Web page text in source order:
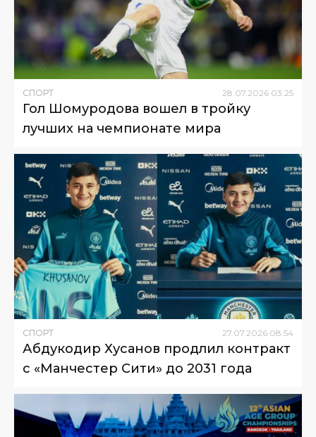
СПОРТ 28.07.2026 03:25
Гол Шомуродова вошел в тройку
лучших на чемпионате мира
СПОРТ 27.07.2026 08:54
Абдукодир Хусанов продлил контракт
с «Манчестер Сити» до 2031 года